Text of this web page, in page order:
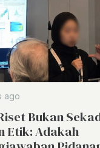
ago
Bukan
Etik: Adakah